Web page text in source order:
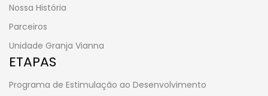
Nossa História
Parceiros
Unidade Granja Vianna
ETAPAS
Programa de Estimulação ao Desenvolvimento